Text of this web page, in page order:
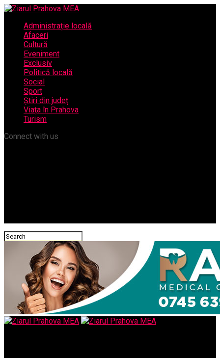
Administrație locală
Afaceri
Cultură
Eveniment
Exclusiv
Politică locală
Social
Sport
Știri din județ
Viața în Prahova
Turism
Connect with us